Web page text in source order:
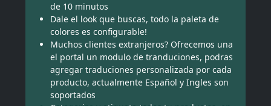
de 10 minutos
Dale el look que buscas, todo la paleta de
colores es configurable!
Muchos clientes extranjeros? Ofrecemos una
el portal un modulo de tranduciones, podras
agregar traduciones personalizada por cada
producto, actualmente Español y Ingles son
soportados